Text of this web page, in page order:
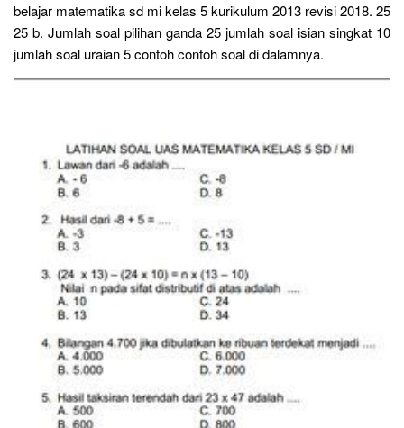
belajar matematika sd mi kelas 5 kurikulum 2013 revisi 2018. 25
25 b. Jumlah soal pilihan ganda 25 jumlah soal isian singkat 10
jumlah soal uraian 5 contoh contoh soal di dalamnya.